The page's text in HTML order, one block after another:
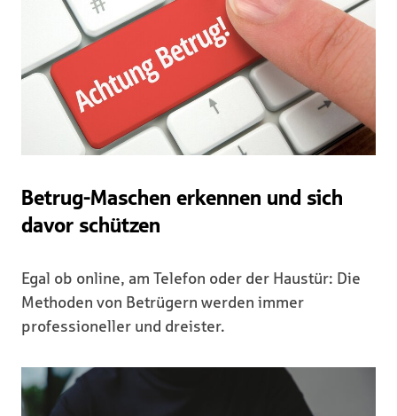
Betrug-Maschen erkennen und sich
davor schützen
Egal ob online, am Telefon oder der Haustür: Die
Methoden von Betrügern werden immer
professioneller und dreister.